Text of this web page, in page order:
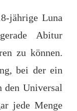
jährige Luna
Abitur
zu können.
bei der ein
den Universal
jede Menge